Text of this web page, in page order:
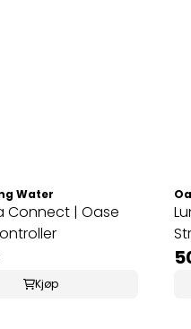
Water
| Oase
Kjøp